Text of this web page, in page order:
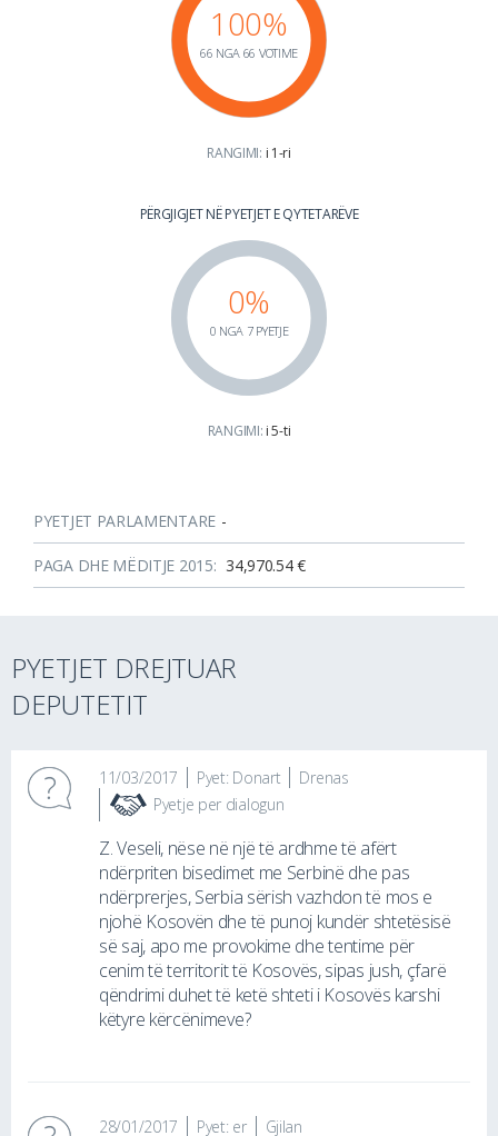
100%
66 NGA 66 VOTIME
RANGIMI: i 1-ri
PËRGJIGJET NË PYETJET E QYTETARËVE
0%
0 NGA 7 PYETJE
RANGIMI: i 5-ti
PYETJET PARLAMENTARE -
PAGA DHE MËDITJE 2015: 34,970.54 €
PYETJET DREJTUAR
DEPUTETIT
11/03/2017 Pyet: Donart
Drenas
Pyetje per dialogun
Z. Veseli, nëse në një të ardhme të afërt
ndërpriten bisedimet me Serbinë dhe pas
ndërprerjes, Serbia sërish vazhdon të mos e
njohë Kosovën dhe të punoj kundër shtetësisë
së saj, apo me provokime dhe tentime për
cenim të territorit të Kosovës, sipas jush, çfarë
qëndrimi duhet të ketë shteti i Kosovës karshi
këtyre kërcënimeve?
28/01/2017 Pyet: er
Gjilan